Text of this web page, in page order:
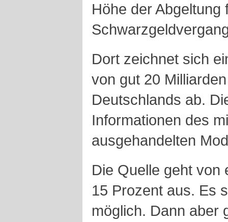
Höhe der Abgeltung
Dort zeichnet sich
von gut 20
Deutschlands ab.
Informationen des
ausgehandelten
Die Quelle geht von
15 Prozent aus. Es
möglich. Dann aber